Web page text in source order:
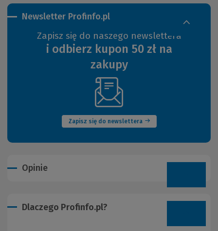
Newsletter Profinfo.pl
Zapisz się do naszego newslettera
i odbierz kupon 50 zł na
zakupy
Zapisz się do newslettera
(Nowe
okno)
Opinie
Dlaczego Profinfo.pl?